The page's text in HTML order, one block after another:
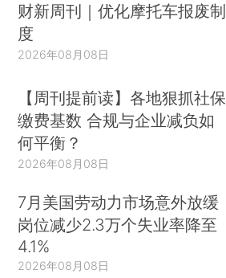
财新周刊｜优化摩托车报废制
度
2026年08月08日
【周刊提前读】各地狠抓社保
缴费基数 合规与企业减负如
何平衡？
2026年08月08日
7月美国劳动力市场意外放缓
岗位减少2.3万个失业率降至
4.1%
2026年08月08日